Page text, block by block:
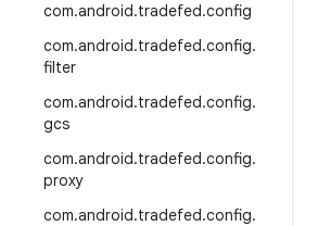
com.android.tradefed.config
com.android.tradefed.config.
filter
com.android.tradefed.config.
gcs
com.android.tradefed.config.
proxy
com.android.tradefed.config.